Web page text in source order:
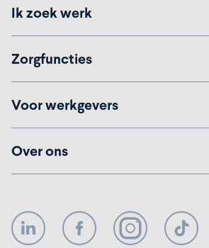
Ik zoek werk
Zorgfuncties
Voor werkgevers
Over ons
LinkedIn FacebookInstagramTikTok